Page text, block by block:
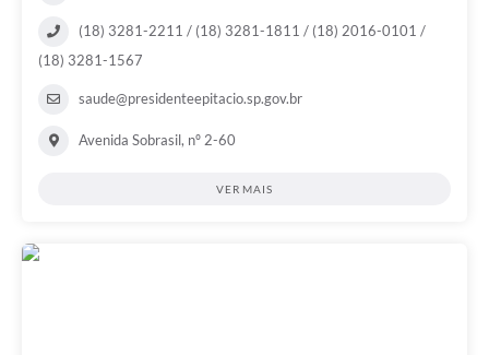
(18) 3281-2211 / (18) 3281-1811 / (18) 2016-0101 /
(18) 3281-1567
saude@presidenteepitacio.sp.gov.br
Avenida Sobrasil, nº 2-60
VER MAIS